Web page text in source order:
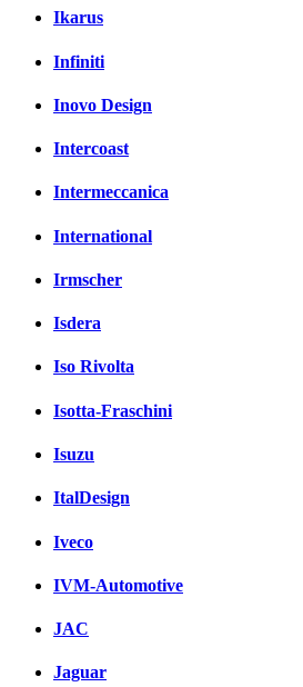
Ikarus
Infiniti
Inovo Design
Intercoast
Intermeccanica
International
Irmscher
Isdera
Iso Rivolta
Isotta-Fraschini
Isuzu
ItalDesign
Iveco
IVM-Automotive
JAC
Jaguar